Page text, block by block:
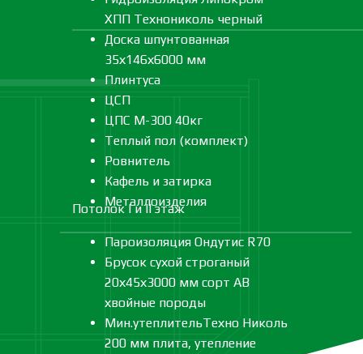
ХПП Технониколь черный
Доска шпунтованная
35х146х6000 мм
Плинтуса
ЦСП
ЦПС М-300 40кг
Теплый пол (комплект)
Ровнитель
Кафель и затирка
Металлоизделия
Потолок I и II этаж
Пароизоляция Ондутис R70
Брусок сухой строганый
20х45х3000 мм сорт АВ
хвойные породы
Мин.утеплительТехно Николь
200 мм плита, утепление